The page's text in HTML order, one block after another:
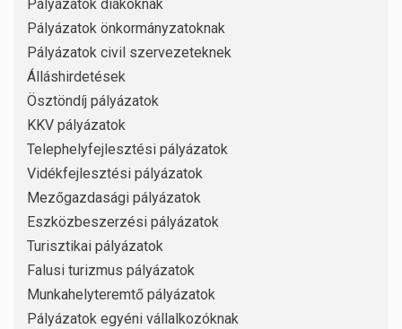
Pályázatok diákoknak
Pályázatok önkormányzatoknak
Pályázatok civil szervezeteknek
Álláshirdetések
Ösztöndíj pályázatok
KKV pályázatok
Telephelyfejlesztési pályázatok
Vidékfejlesztési pályázatok
Mezőgazdasági pályázatok
Eszközbeszerzési pályázatok
Turisztikai pályázatok
Falusi turizmus pályázatok
Munkahelyteremtő pályázatok
Pályázatok egyéni vállalkozóknak